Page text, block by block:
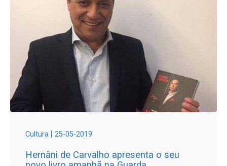
Cultura | 25-05-2019
Hernâni de Carvalho apresenta o seu